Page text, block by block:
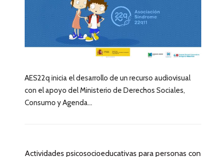
AES22q inicia el desarrollo de un recurso audiovisual
con el apoyo del Ministerio de Derechos Sociales,
Consumo y Agenda...
Actividades psicosocioeducativas para personas con